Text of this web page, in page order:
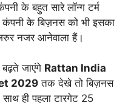
के बहुत सारे लॉन्ग टर्म
के बिज़नस को भी इसका
नजर आनेवाला हैं।
जाएंगे Rattan India
2029 तक देखे तो बिज़नस
ही पहला टारगेट 25